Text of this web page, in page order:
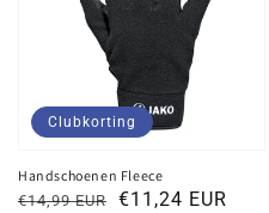
Handschoenen Fleece
Normale
€14,99 EUR
Kortingsprijs€11,24 EUR
Clubkorting